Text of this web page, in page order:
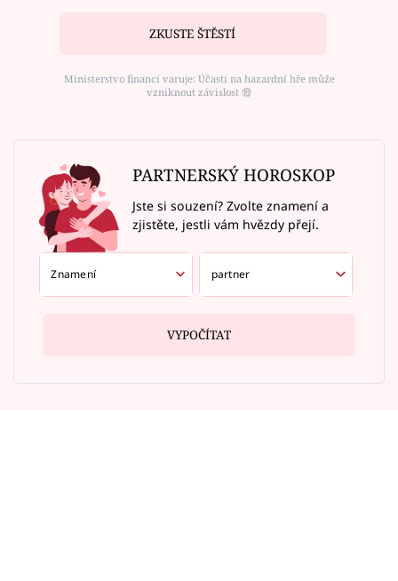
ZKUSTE ŠTĚSTÍ
Ministerstvo financí varuje: Účastí na hazardní hře může
vzniknout závislost ⑱
PARTNERSKÝ HOROSKOP
Jste si souzení? Zvolte znamení a
zjistěte, jestli vám hvězdy přejí.
VYPOČÍTAT